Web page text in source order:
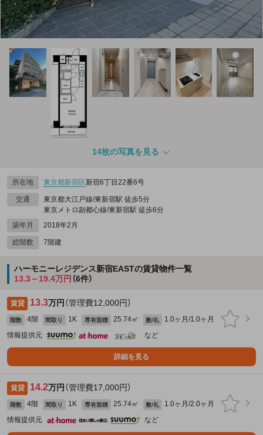
14枚の写真を見る
所在地 東京都新宿区新宿6丁目22番6号
交通
東京都大江戸線/東新宿駅 徒歩5分
東京メトロ副都心線/東新宿駅 徒歩6分
築年月
2018年2月
総階数 7階建
ハーモニーレジデンス新宿EASTの賃貸物件一覧
13.3～19.4万円 （6件）
賃貸 13.3万円 （管理費12,000円）
階数 4階 間取り 1K 専有面積 25.74㎡ 敷/礼
1.0ヶ月/1.0ヶ月
情報提供元
など
詳細を見る
賃貸 14.2万円 （管理費17,000円）
階数 4階 間取り 1K 専有面積 25.74㎡ 敷/礼
1.0ヶ月/2.0ヶ月
情報提供元
など